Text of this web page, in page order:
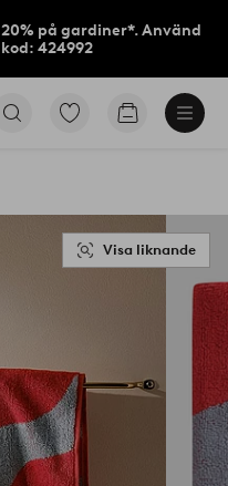
20% på gardiner*. Använd
kod: 424992
Gå
Gå
Visa liknande